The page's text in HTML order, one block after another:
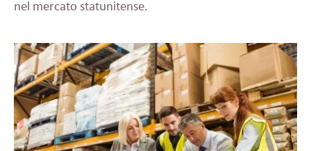
nel mercato statunitense.